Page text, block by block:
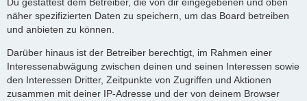
näher spezifizierten Daten zu speichern, um das Board betreiben
und anbieten zu können.
Darüber hinaus ist der Betreiber berechtigt, im Rahmen einer
Interessenabwägung zwischen deinen und seinen Interessen sowie
den Interessen Dritter, Zeitpunkte von Zugriffen und Aktionen
zusammen mit deiner IP-Adresse und der von deinem Browser